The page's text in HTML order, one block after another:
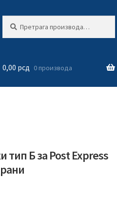
0,00 рсд 0 производа
тип Б за Post Express